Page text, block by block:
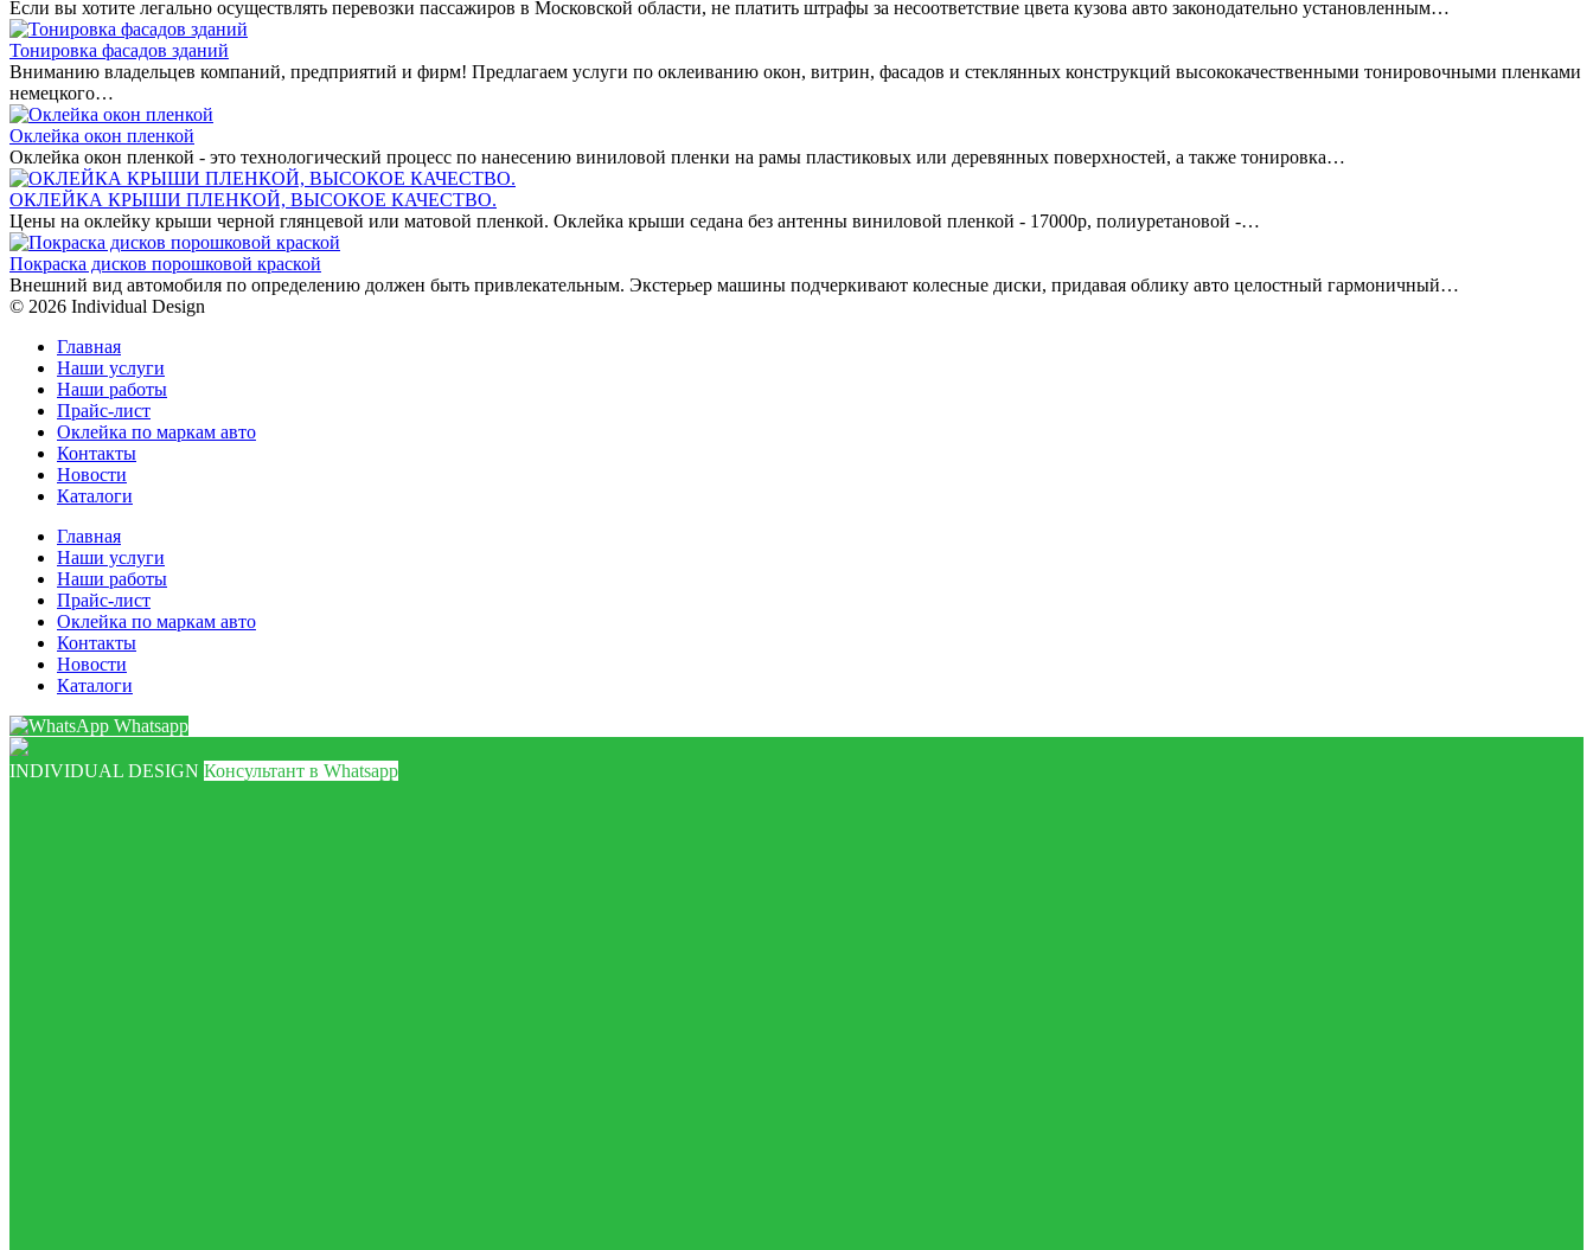
Если вы хотите легально осуществлять перевозки пассажиров в Московской области, не платить штрафы за несоответствие цвета кузова авто законодательно установленным…
Тонировка фасадов зданий
Вниманию владельцев компаний, предприятий и фирм! Предлагаем услуги по оклеиванию окон, витрин, фасадов и стеклянных конструкций высококачественными тонировочными пленками
немецкого…
Оклейка окон пленкой
Оклейка окон пленкой - это технологический процесс по нанесению виниловой пленки на рамы пластиковых или деревянных поверхностей, а также тонировка…
ОКЛЕЙКА КРЫШИ ПЛЕНКОЙ, ВЫСОКОЕ КАЧЕСТВО.
Цены на оклейку крыши черной глянцевой или матовой пленкой. Оклейка крыши седана без антенны виниловой пленкой - 17000р, полиуретановой -…
Покраска дисков порошковой краской
Внешний вид автомобиля по определению должен быть привлекательным. Экстерьер машины подчеркивают колесные диски, придавая облику авто целостный гармоничный…
© 2026 Individual Design
Главная
Наши услуги
Наши работы
Прайс-лист
Оклейка по маркам авто
Контакты
Новости
Каталоги
Главная
Наши услуги
Наши работы
Прайс-лист
Оклейка по маркам авто
Контакты
Новости
Каталоги
Whatsapp
INDIVIDUAL DESIGN Консультант в Whatsapp